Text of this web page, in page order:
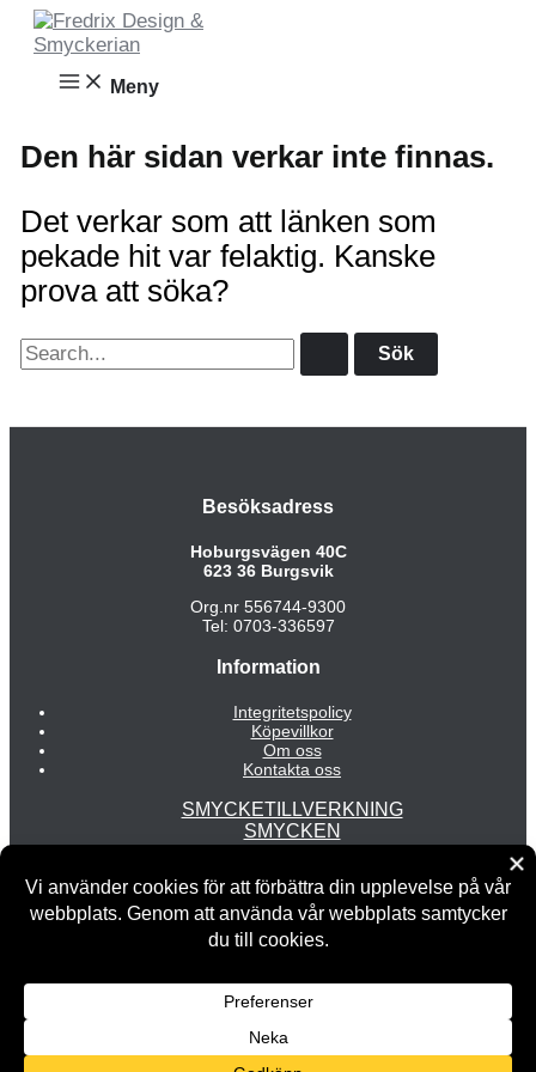
Hoppa
Meny
Den här sidan verkar inte finnas.
Det verkar som att länken som
pekade hit var felaktig. Kanske
prova att söka?
Sök
efter:
Besöksadress
Hoburgsvägen 40C
623 36 Burgsvik
Org.nr 556744-9300
Tel: 0703-336597
Information
Integritetspolicy
Köpevillkor
Om oss
Kontakta oss
SMYCKETILLVERKNING
SMYCKEN
REA
Copyright © 2026 Fredrix Design & Smyckerian | Powered by
Fredrix Design & Smyckerian